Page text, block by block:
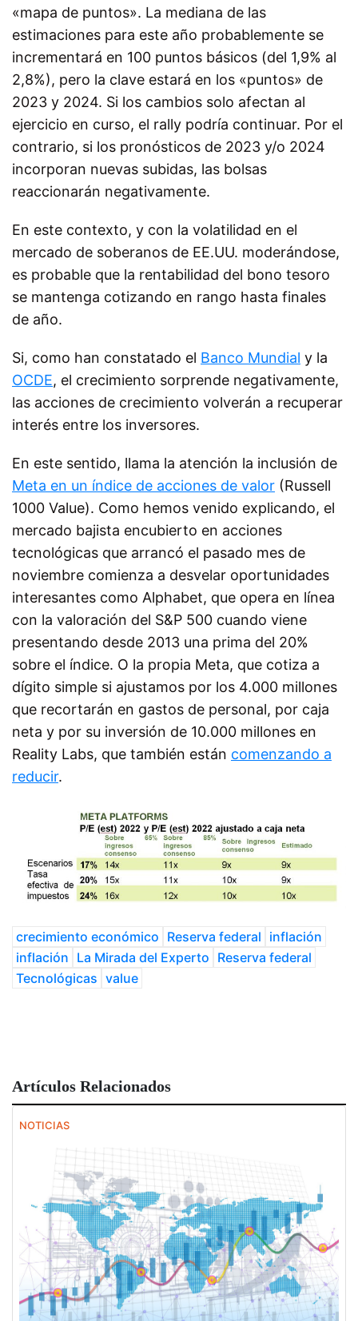
«mapa de puntos». La mediana de las
estimaciones para este año probablemente se
incrementará en 100 puntos básicos (del 1,9% al
2,8%), pero la clave estará en los «puntos» de
2023 y 2024. Si los cambios solo afectan al
ejercicio en curso, el rally podría continuar. Por el
contrario, si los pronósticos de 2023 y/o 2024
incorporan nuevas subidas, las bolsas
reaccionarán negativamente.
En este contexto, y con la volatilidad en el
mercado de soberanos de EE.UU. moderándose,
es probable que la rentabilidad del bono tesoro
se mantenga cotizando en rango hasta finales
de año.
Si, como han constatado el Banco Mundial y la
OCDE, el crecimiento sorprende negativamente,
las acciones de crecimiento volverán a recuperar
interés entre los inversores.
En este sentido, llama la atención la inclusión de
Meta en un índice de acciones de valor (Russell
1000 Value). Como hemos venido explicando, el
mercado bajista encubierto en acciones
tecnológicas que arrancó el pasado mes de
noviembre comienza a desvelar oportunidades
interesantes como Alphabet, que opera en línea
con la valoración del S&P 500 cuando viene
presentando desde 2013 una prima del 20%
sobre el índice. O la propia Meta, que cotiza a
dígito simple si ajustamos por los 4.000 millones
que recortarán en gastos de personal, por caja
neta y por su inversión de 10.000 millones en
Reality Labs, que también están comenzando a
reducir.
crecimiento económico Reserva federal inflación
inflación La Mirada del Experto Reserva federal
Tecnológicas value
Artículos Relacionados
NOTICIAS